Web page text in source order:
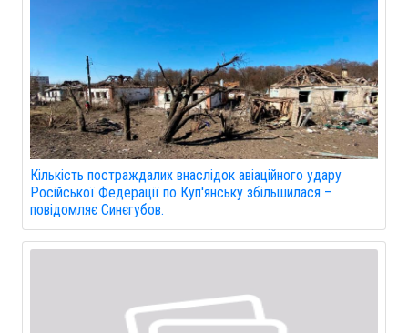
Кількість постраждалих внаслідок авіаційного удару
Російської Федерації по Куп'янську збільшилася –
повідомляє Синєгубов.